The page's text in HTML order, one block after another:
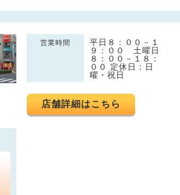
営業時間
平日８：００－１
９：００ 土曜日
８：００－１８：
００ 定休日：日
曜・祝日
店舗詳細はこちら